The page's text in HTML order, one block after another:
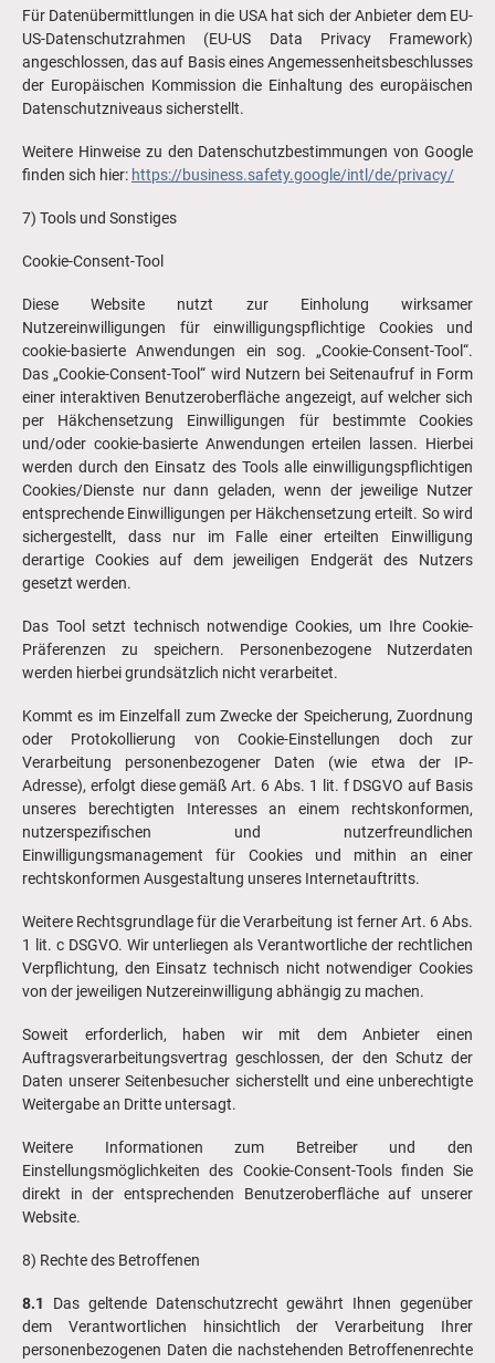
Für Datenübermittlungen in die USA hat sich der Anbieter dem EU-
US-Datenschutzrahmen (EU-US Data Privacy Framework)
angeschlossen, das auf Basis eines Angemessenheitsbeschlusses
der Europäischen Kommission die Einhaltung des europäischen
Datenschutzniveaus sicherstellt.
Weitere Hinweise zu den Datenschutzbestimmungen von Google
finden sich hier: https://business.safety.google/intl/de/privacy/
7) Tools und Sonstiges
Cookie-Consent-Tool
Diese Website nutzt zur Einholung wirksamer
Nutzereinwilligungen für einwilligungspflichtige Cookies und
cookie-basierte Anwendungen ein sog. „Cookie-Consent-Tool“.
Das „Cookie-Consent-Tool“ wird Nutzern bei Seitenaufruf in Form
einer interaktiven Benutzeroberfläche angezeigt, auf welcher sich
per Häkchensetzung Einwilligungen für bestimmte Cookies
und/oder cookie-basierte Anwendungen erteilen lassen. Hierbei
werden durch den Einsatz des Tools alle einwilligungspflichtigen
Cookies/Dienste nur dann geladen, wenn der jeweilige Nutzer
entsprechende Einwilligungen per Häkchensetzung erteilt. So wird
sichergestellt, dass nur im Falle einer erteilten Einwilligung
derartige Cookies auf dem jeweiligen Endgerät des Nutzers
gesetzt werden.
Das Tool setzt technisch notwendige Cookies, um Ihre Cookie-
Präferenzen zu speichern. Personenbezogene Nutzerdaten
werden hierbei grundsätzlich nicht verarbeitet.
Kommt es im Einzelfall zum Zwecke der Speicherung, Zuordnung
oder Protokollierung von Cookie-Einstellungen doch zur
Verarbeitung personenbezogener Daten (wie etwa der IP-
Adresse), erfolgt diese gemäß Art. 6 Abs. 1 lit. f DSGVO auf Basis
unseres berechtigten Interesses an einem rechtskonformen,
nutzerspezifischen und nutzerfreundlichen
Einwilligungsmanagement für Cookies und mithin an einer
rechtskonformen Ausgestaltung unseres Internetauftritts.
Weitere Rechtsgrundlage für die Verarbeitung ist ferner Art. 6 Abs.
1 lit. c DSGVO. Wir unterliegen als Verantwortliche der rechtlichen
Verpflichtung, den Einsatz technisch nicht notwendiger Cookies
von der jeweiligen Nutzereinwilligung abhängig zu machen.
Soweit erforderlich, haben wir mit dem Anbieter einen
Auftragsverarbeitungsvertrag geschlossen, der den Schutz der
Daten unserer Seitenbesucher sicherstellt und eine unberechtigte
Weitergabe an Dritte untersagt.
Weitere Informationen zum Betreiber und den
Einstellungsmöglichkeiten des Cookie-Consent-Tools finden Sie
direkt in der entsprechenden Benutzeroberfläche auf unserer
Website.
8) Rechte des Betroffenen
8.1
Das geltende Datenschutzrecht gewährt Ihnen gegenüber
dem Verantwortlichen hinsichtlich der Verarbeitung Ihrer
personenbezogenen Daten die nachstehenden Betroffenenrechte